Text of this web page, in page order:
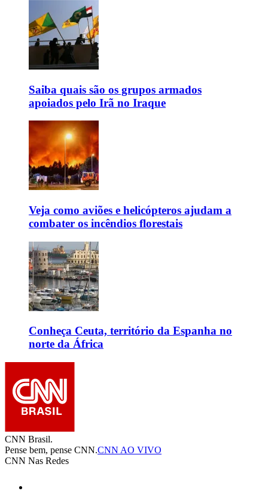
Saiba quais são os grupos armados
apoiados pelo Irã no Iraque
Veja como aviões e helicópteros ajudam a
combater os incêndios florestais
Conheça Ceuta, território da Espanha no
norte da África
CNN Brasil.
Pense bem, pense CNN.CNN AO VIVO
CNN Nas Redes